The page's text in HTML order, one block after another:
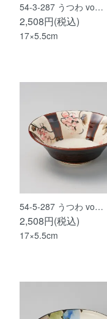
54-3-287 うつわ vo…
2,508円(税込)
17×5.5cm
54-5-287 うつわ vo…
2,508円(税込)
17×5.5cm